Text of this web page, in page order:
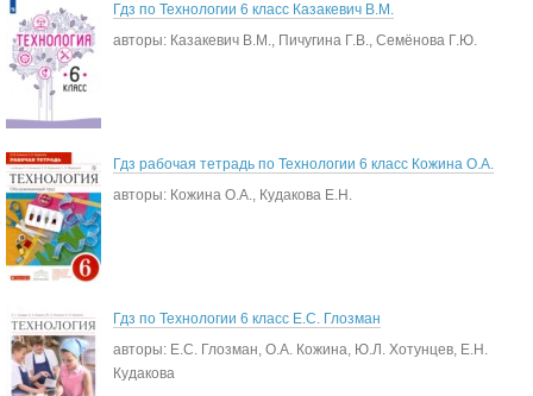
Гдз по Технологии 6 класс Казакевич В.М.
авторы: Казакевич В.М., Пичугина Г.В., Семёнова Г.Ю.
Гдз рабочая тетрадь по Технологии 6 класс Кожина О.А.
авторы: Кожина О.А., Кудакова Е.Н.
Гдз по Технологии 6 класс Е.С. Глозман
авторы: Е.С. Глозман, О.А. Кожина, Ю.Л. Хотунцев, Е.Н.
Кудакова